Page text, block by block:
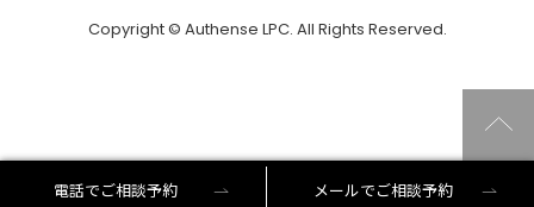
Copyright © Authense LPC. All Rights Reserved.
電話でご相談予約 メールでご相談予約